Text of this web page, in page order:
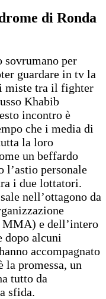
di Ronda
sovrumano per
guardare in tv la
miste tra il fighter
Khabib
incontro è
che i media di
la loro
un beffardo
l’astio personale
i due lottatori.
nell’ottagono da
MMA) e dell’intero
alcuni
accompagnato
promessa, un
tutto da
sfida.